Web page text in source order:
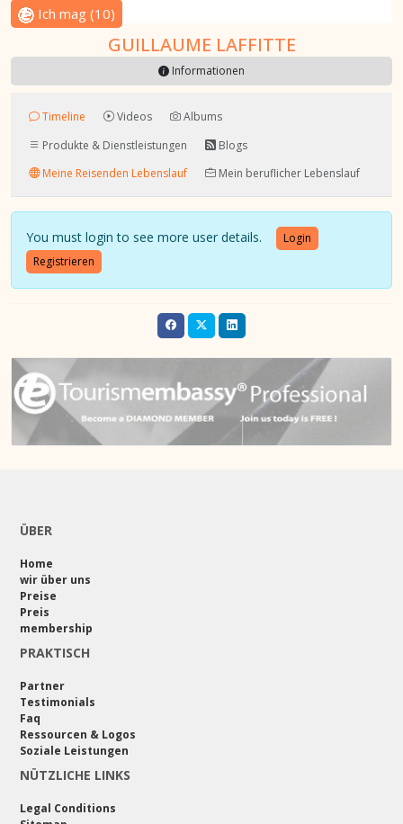
Ich mag (10)
GUILLAUME LAFFITTE
Informationen
Timeline Videos
Albums
Produkte & Dienstleistungen
Blogs
Meine Reisenden Lebenslauf
Mein beruflicher Lebenslauf
You must login to see more user details.
Login
Registrieren
ÜBER
Home
wir über uns
Preise
Preis
membership
PRAKTISCH
Partner
Testimonials
Faq
Ressourcen & Logos
Soziale Leistungen
NÜTZLICHE LINKS
Legal Conditions